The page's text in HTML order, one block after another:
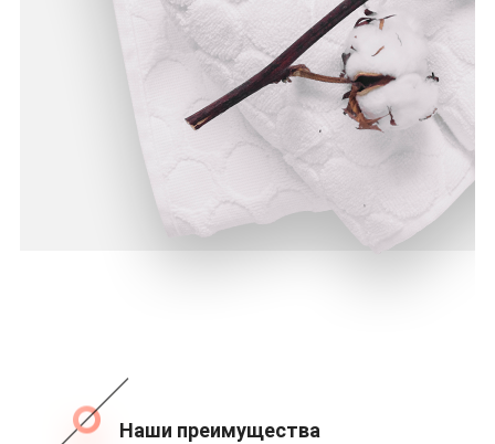
Наши преимущества